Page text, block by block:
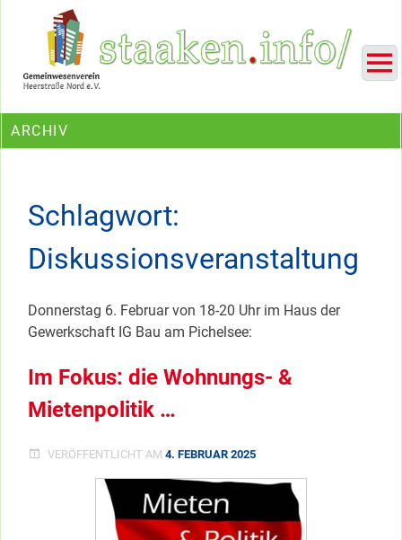
Ein Projekt des Gemeinwesenvereins Heerstraße Nord
ARCHIV
Schlagwort:
Diskussionsveranstaltung
Donnerstag 6. Februar von 18-20 Uhr im Haus der
Gewerkschaft IG Bau am Pichelsee:
Im Fokus: die Wohnungs- &
Mietenpolitik …
VERÖFFENTLICHT AM 4. FEBRUAR 2025